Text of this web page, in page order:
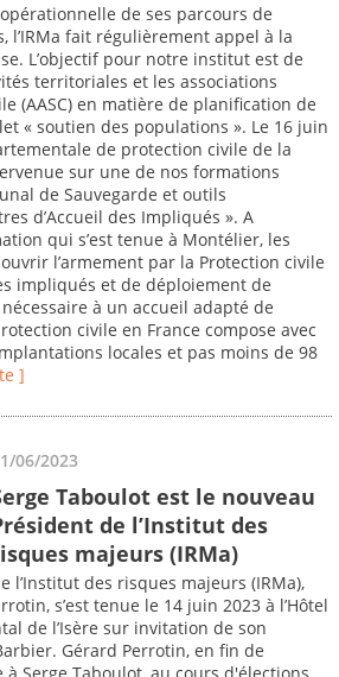
de ses parcours de
fait régulièrement appel à la
L’objectif pour notre institut est de
territoriales et les associations
(AASC) en matière de planification de
« soutien des populations ». Le 16 juin
de protection civile de la
sur une de nos formations
de Sauvegarde et outils
d’Accueil des Impliqués ». A
qui s’est tenue à Montélier, les
l’armement par la Protection civile
impliqués et de déploiement de
à un accueil adapté de
civile en France compose avec
locales et pas moins de 98
]
06/2023
Taboulot est le nouveau
de l’Institut des
majeurs (IRMa)
l’Institut des risques majeurs (IRMa),
s’est tenue le 14 juin 2023 à l’Hôtel
de l’Isère sur invitation de son
Gérard Perrotin, en fin de